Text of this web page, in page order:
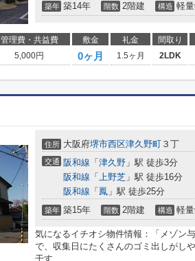
築年 築14年 階数 2階建 構造 軽
管理費・共益費 敷金 礼金 間取り
5,000円 0ヶ月 1.5ヶ月 2LDK
住所 大阪府堺市西区津久野町 ３丁
交通 阪和線 「 津久野 」駅 徒歩3分
阪和線 「 上野芝 」駅 徒歩16分
阪和線 「 鳳 」駅 徒歩25分
築年 築15年 階数 2階建 構造 軽
気になるイチオシ物件情報：「メゾン
で、収集日にたくさんのゴミ出しがし
干す...